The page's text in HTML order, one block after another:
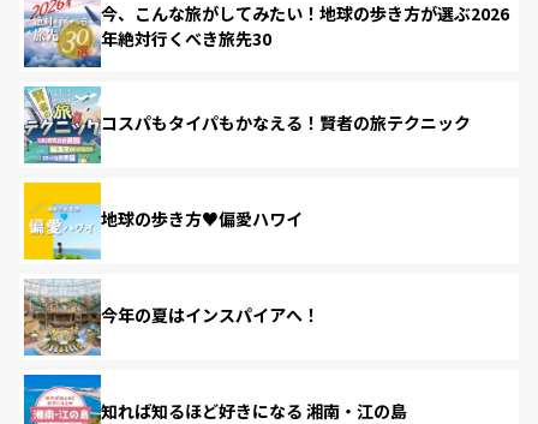
今、こんな旅がしてみたい！地球の歩き方が選ぶ2026
年絶対行くべき旅先30
コスパもタイパもかなえる！賢者の旅テクニック
地球の歩き方♥偏愛ハワイ
今年の夏はインスパイアへ！
知れば知るほど好きになる 湘南・江の島